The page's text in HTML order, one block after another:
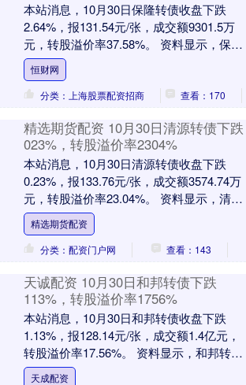
本站消息，10月30日保隆转债收盘下跌
2.64%，报131.54元/张，成交额9301.5万
元，转股溢价率37.58%。 资料显示，保隆
转债信用级别为“AA”，....
恒财网
分类：上海股票配资招商
查看：170
精选期货配资 10月30日清源转债下跌
023%，转股溢价率2304%
本站消息，10月30日清源转债收盘下跌
0.23%，报133.76元/张，成交额3574.74万
元，转股溢价率23.04%。 资料显示，清源
转债信用级别为“A+”....
精选期货配资
分类：配资门户网
查看：143
天诚配资 10月30日和邦转债下跌
113%，转股溢价率1756%
本站消息，10月30日和邦转债收盘下跌
1.13%，报128.14元/张，成交额1.4亿元，
转股溢价率17.56%。 资料显示，和邦转债
信用级别为“AA”，债券期....
天成配资